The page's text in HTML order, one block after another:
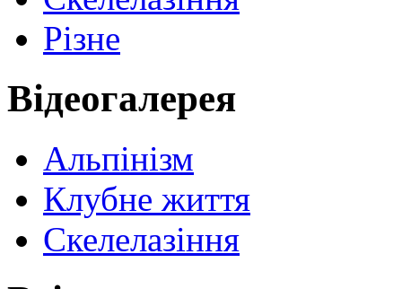
Різне
Відеогалерея
Альпінізм
Клубне життя
Скелелазіння